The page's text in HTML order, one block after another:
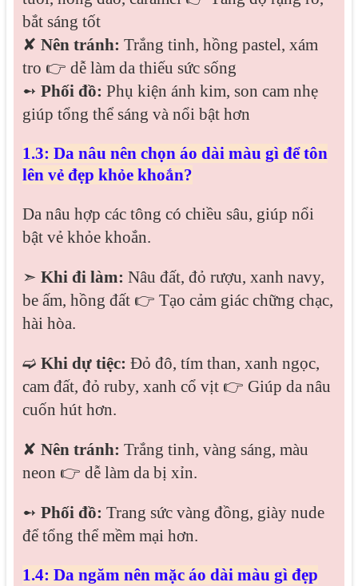
bắt sáng tốt
✘ Nên tránh: Trắng tinh, hồng pastel, xám
tro 👉 dễ làm da thiếu sức sống
➻ Phối đồ: Phụ kiện ánh kim, son cam nhẹ
giúp tổng thể sáng và nổi bật hơn
1.3: Da nâu nên chọn áo dài màu gì để tôn
lên vẻ đẹp khỏe khoắn?
Da nâu hợp các tông có chiều sâu, giúp nổi
bật vẻ khỏe khoắn.
➣ Khi đi làm: Nâu đất, đỏ rượu, xanh navy,
be ấm, hồng đất 👉 Tạo cảm giác chững chạc,
hài hòa.
➫ Khi dự tiệc: Đỏ đô, tím than, xanh ngọc,
cam đất, đỏ ruby, xanh cổ vịt 👉 Giúp da nâu
cuốn hút hơn.
✘ Nên tránh: Trắng tinh, vàng sáng, màu
neon 👉 dễ làm da bị xỉn.
➻ Phối đồ: Trang sức vàng đồng, giày nude
để tổng thể mềm mại hơn.
1.4: Da ngăm nên mặc áo dài màu gì đẹp